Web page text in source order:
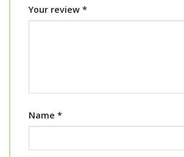
Your review *
Name *